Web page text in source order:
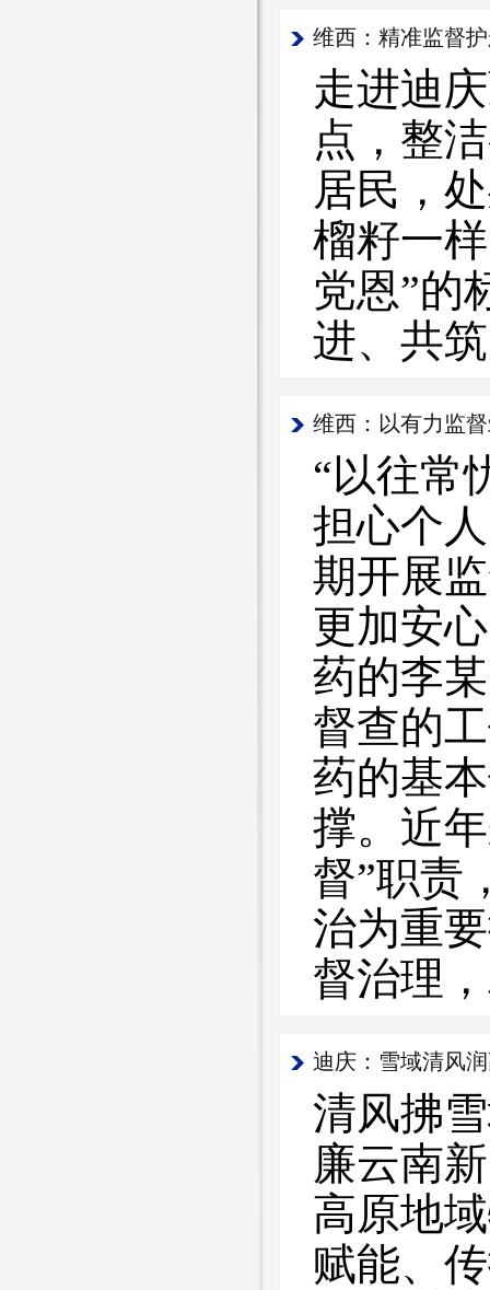
维西：精准监督
走进迪
点，整
居民，
榴籽一
党恩”的
进、共
维西：以有力监
“以往常
担心个
期开展
更加安
药的李
督查的
药的基
撑。近
督”职责
治为重
督治理
迪庆：雪域清风
清风拂
廉云南
高原地
赋能、